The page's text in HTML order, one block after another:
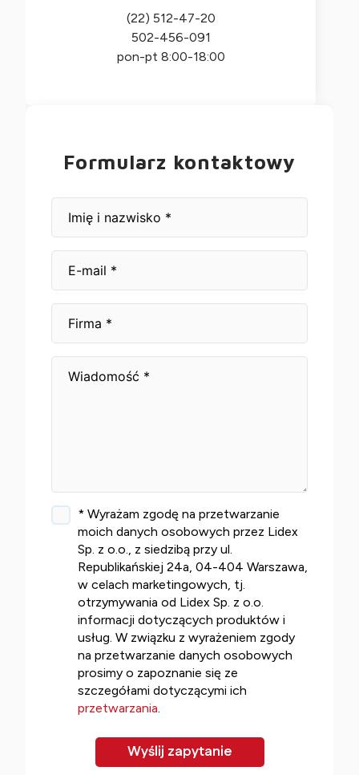
(22) 512-47-20
502-456-091
pon-pt 8:00-18:00
Formularz kontaktowy
* Wyrażam zgodę na przetwarzanie
moich danych osobowych przez Lidex
Sp. z o.o., z siedzibą przy ul.
Republikańskiej 24a, 04-404 Warszawa,
w celach marketingowych, tj.
otrzymywania od Lidex Sp. z o.o.
informacji dotyczących produktów i
usług. W związku z wyrażeniem zgody
na przetwarzanie danych osobowych
prosimy o zapoznanie się ze
szczegółami dotyczącymi ich
przetwarzania.